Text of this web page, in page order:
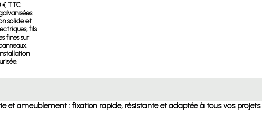
€ TTC
solide et
fils
fines sur
et ameublement : fixation rapide, résistante et adaptée à tous vos